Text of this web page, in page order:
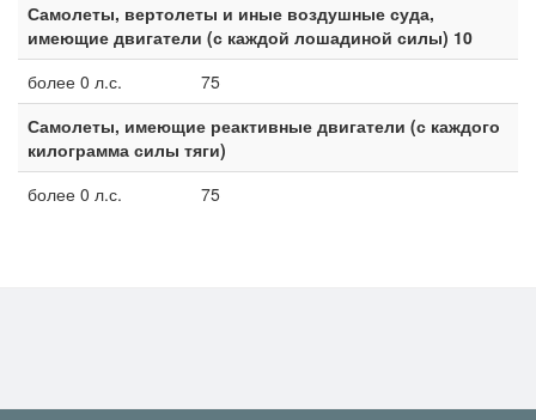
Самолеты, вертолеты и иные воздушные суда,
имеющие двигатели (с каждой лошадиной силы) 10
более 0 л.с.
75
Самолеты, имеющие реактивные двигатели (с каждого
килограмма силы тяги)
более 0 л.с.
75